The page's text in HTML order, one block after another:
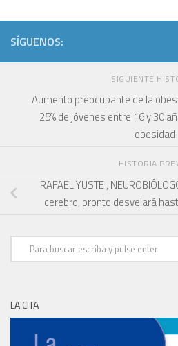
SÍGUENOS:
SIGUIENTE
Aumento preocupante de la
25% de jóvenes entre 16 y 30
obesidad
HISTORIA
RAFAEL YUSTE ,
cerebro, pronto desvelará
LA CITA